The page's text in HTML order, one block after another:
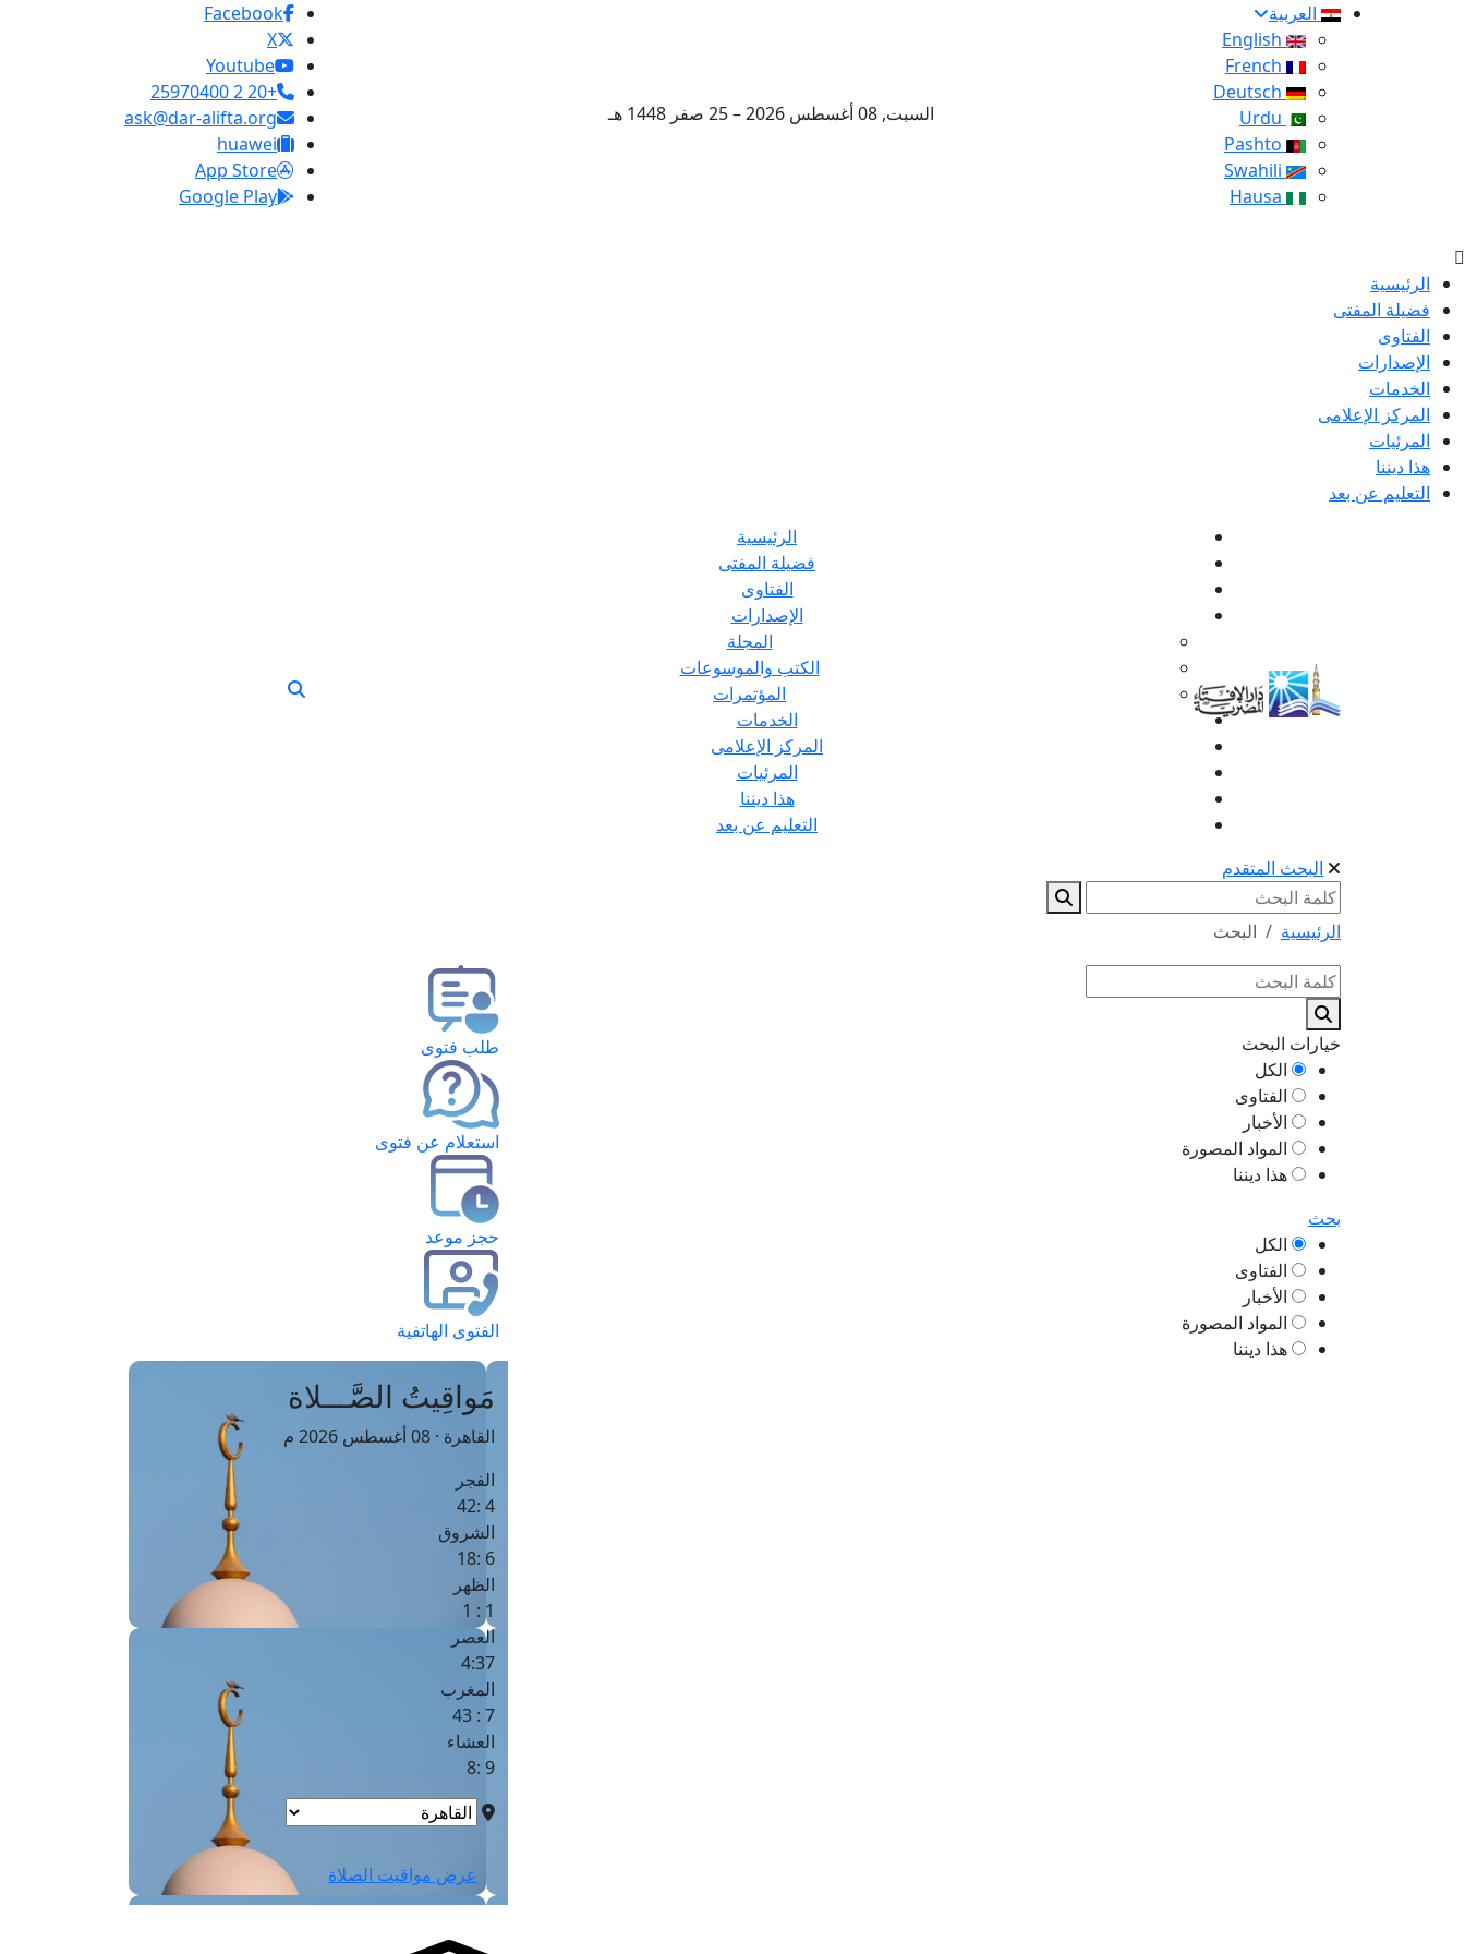
العربية
السبت, 08 أغسطس 2026 – 25 صفر 1448 هـ
Facebook
X
Youtube
+20 2 25970400
ask@dar-alifta.org
huawei
App Store
Google Play
الرئيسية
فضيلة المفتى
الفتاوى
الإصدارات
الخدمات
المركز الإعلامى
المرئيات
هذا ديننا
التعليم عن بعد
الرئيسية
فضيلة المفتى
الفتاوى
الإصدارات
المجلة
الكتب والموسوعات
المؤتمرات
الخدمات
المركز الإعلامى
المرئيات
هذا ديننا
التعليم عن بعد
البحث المتقدم
الرئيسية البحث
خيارات البحث
الكل
الفتاوى
الأخبار
المواد المصورة
هذا ديننا
بحث
الكل
الفتاوى
الأخبار
المواد المصورة
هذا ديننا
طلب فتوى
استعلام عن فتوى
حجز موعد
الفتوى الهاتفية
مَواقِيتُ الصَّـــلاة
القاهرة · 08 أغسطس 2026 م
الفجر
4 :42
الشروق
6 :18
الظهر
1 : 1
العصر
4:37
المغرب
7 : 43
العشاء
9 :8
عرض مواقيت الصلاة